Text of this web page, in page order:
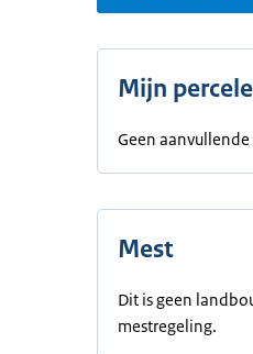
Mijn
Geen
Mest
Dit is geen
mestregeling.